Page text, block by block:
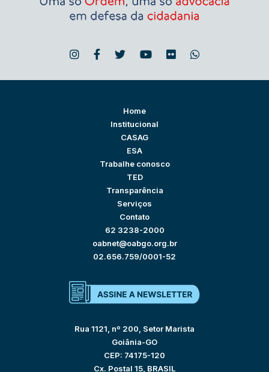
Home
Institucional
CASAG
ESA
Trabalhe conosco
TED
Transparência
Serviços
Contato
62 3238-2000
oabnet@oabgo.org.br
02.656.759/0001-52
Rua 1121, nº 200, Setor Marista
Goiânia-GO
CEP: 74175-120
Cx. Postal 15, BRASIL